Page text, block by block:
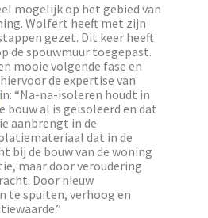
mogelijk op het gebied van
Wolfert heeft met zijn
gezet. Dit keer heeft
de spouwmuur toegepast.
mooie volgende fase en
de expertise van
“Na-na-isoleren houdt in
bouw al is geïsoleerd en dat
aanbrengt in de
dat in de
bij de bouw van de woning
maar door veroudering
Door nieuw
te spuiten, verhoog en